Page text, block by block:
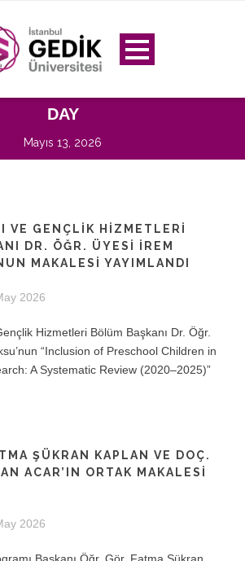
DAY
Mayıs 13, 2026
VE GENÇLIK HIZMETLERI
DR. ÖĞR. ÜYESI İREM
MAKALESI YAYIMLANDI
2026
Hizmetleri Bölüm Başkanı Dr. Öğr.
“Inclusion of Preschool Children in
A Systematic Review (2020–2025)”
ŞÜKRAN KAPLAN VE DOÇ.
ACAR’IN ORTAK MAKALESI
2026